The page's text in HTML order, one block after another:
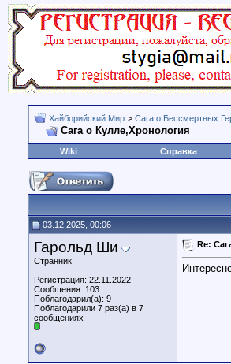
Хайборийский Мир > Сага о Бессмертных
Сага о Кулле,Хронология
Wiki
Справка
03.12.2025, 00:06
Гарольд Ши
Странник
Регистрация: 22.11.2022
Сообщения: 103
Поблагодарил(а): 9
Поблагодарили 7 раз(а) в 7
сообщениях
Re: